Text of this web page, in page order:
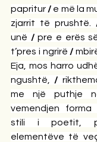
papritur / e më la
zjarrit të prushtë.
unë / pre e erës
t’pres i ngrirë /
Eja, mos harro
ngushtë,
/
me një puthje
vemendjen forma
stili i poetit,
elementëve të